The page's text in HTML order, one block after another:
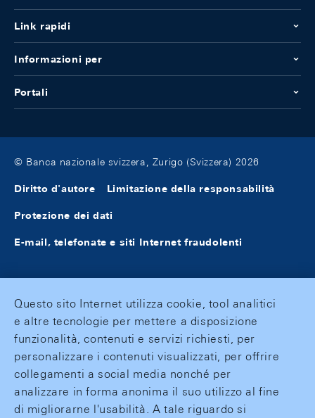
Link rapidi
Informazioni per
Portali
© Banca nazionale svizzera, Zurigo (Svizzera) 2026
Diritto d'autore Limitazione della responsabilità
Protezione dei dati
E-mail, telefonate e siti Internet fraudolenti
Questo sito Internet utilizza cookie, tool analitici
e altre tecnologie per mettere a disposizione
funzionalità, contenuti e servizi richiesti, per
personalizzare i contenuti visualizzati, per offrire
collegamenti a social media nonché per
analizzare in forma anonima il suo utilizzo al fine
di migliorarne l'usabilità. A tale riguardo si